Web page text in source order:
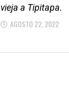
vieja a Tipitapa.
AGOSTO 22, 2022